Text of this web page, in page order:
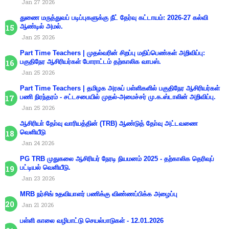
Jan 27 2026
துணை மருத்துவப் படிப்புகளுக்கு நீட் தேர்வு கட்டாயம்: 2026-27 கல்வி
ஆண்டில் அமல்.
Jan 25 2026
Part Time Teachers | முதல்வரின் சிறப்பு மதிப்பெண்கள் அறிவிப்பு:
பகுதிநேர ஆசிரியர்கள் போராட்டம் தற்காலிக வாபஸ்.
Jan 25 2026
Part Time Teachers | தமிழக அரசுப் பள்ளிகளில் பகுதிநேர ஆசிரியர்கள்
பணி நிரந்தரம் - சட்டசபையில் முதல்-அமைச்சர் மு.க.ஸ்டாலின் அறிவிப்பு.
Jan 25 2026
ஆசிரியா் தோ்வு வாரியத்தின் (TRB) ஆண்டுத் தோ்வு அட்டவணை
வெளியீடு
Jan 24 2026
PG TRB முதுகலை ஆசிரியர் நேரடி நியமனம் 2025 - தற்காலிக தெரிவுப்
பட்டியல் வெளியீடு.
Jan 23 2026
MRB நர்சிங் உதவியாளர் பணிக்கு விண்ணப்பிக்க அழைப்பு
Jan 21 2026
பள்ளி காலை வழிபாட்டு செயல்பாடுகள் - 12.01.2026